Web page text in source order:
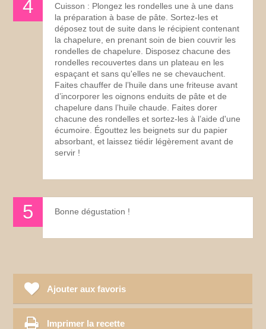
Cuisson : Plongez les rondelles une à une dans
la préparation à base de pâte. Sortez-les et
déposez tout de suite dans le récipient contenant
la chapelure, en prenant soin de bien couvrir les
rondelles de chapelure. Disposez chacune des
rondelles recouvertes dans un plateau en les
espaçant et sans qu'elles ne se chevauchent.
Faites chauffer de l’huile dans une friteuse avant
d’incorporer les oignons enduits de pâte et de
chapelure dans l’huile chaude. Faites dorer
chacune des rondelles et sortez-les à l’aide d'une
écumoire. Égouttez les beignets sur du papier
absorbant, et laissez tiédir légèrement avant de
servir !
Bonne dégustation !
Ajouter aux favoris
Imprimer la recette